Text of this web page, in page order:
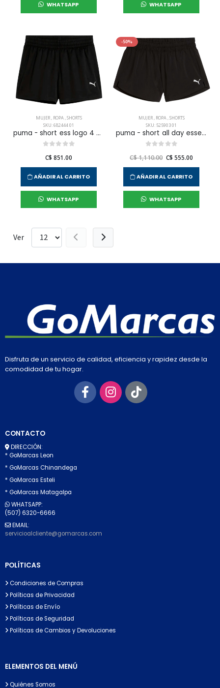
WHATSAPP WHATSAPP
MUJER, ROPA,SHORTS
SKU: 682444 01
puma - short ess logo 4 para mujer
C$ 851.00
AÑADIR AL CARRITO
WHATSAPP
-50%
MUJER, ROPA,SHORTS
SKU: 525903 01
puma - short all day essentials para mujer
C$ 1,110.00 C$ 555.00
AÑADIR AL CARRITO
WHATSAPP
Ver
Disfruta de un servicio de calidad, eficiencia y rapidez desde la
comodidad de tu hogar.
CONTACTO
DIRECCIÓN:
* GoMarcas Leon
* GoMarcas Chinandega
* GoMarcas Esteli
* GoMarcas Matagalpa
WHATSAPP:
(507) 6320-6666
EMAIL:
servicioalcliente@gomarcas.com
POLÍTICAS
Condiciones de Compras
Políticas de Privacidad
Políticas de Envío
Políticas de Seguridad
Políticas de Cambios y Devoluciones
ELEMENTOS DEL MENÚ
Quiénes Somos